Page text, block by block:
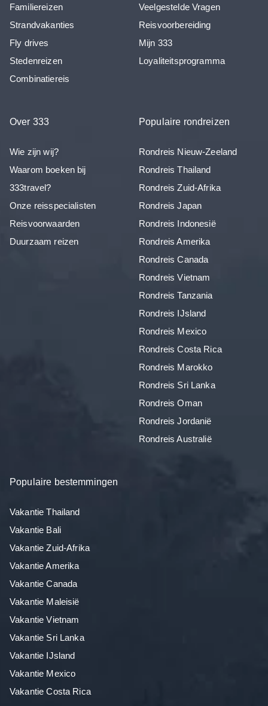
Familiereizen
Strandvakanties
Fly drives
Stedenreizen
Combinatiereis
Veelgestelde Vragen
Reisvoorbereiding
Mijn 333
Loyaliteitsprogramma
Over 333
Wie zijn wij?
Waarom boeken bij
333travel?
Onze reisspecialisten
Reisvoorwaarden
Duurzaam reizen
Populaire rondreizen
Rondreis Nieuw-Zeeland
Rondreis Thailand
Rondreis Zuid-Afrika
Rondreis Japan
Rondreis Indonesië
Rondreis Amerika
Rondreis Canada
Rondreis Vietnam
Rondreis Tanzania
Rondreis IJsland
Rondreis Mexico
Rondreis Costa Rica
Rondreis Marokko
Rondreis Sri Lanka
Rondreis Oman
Rondreis Jordanië
Rondreis Australië
Populaire bestemmingen
Vakantie Thailand
Vakantie Bali
Vakantie Zuid-Afrika
Vakantie Amerika
Vakantie Canada
Vakantie Maleisië
Vakantie Vietnam
Vakantie Sri Lanka
Vakantie IJsland
Vakantie Mexico
Vakantie Costa Rica